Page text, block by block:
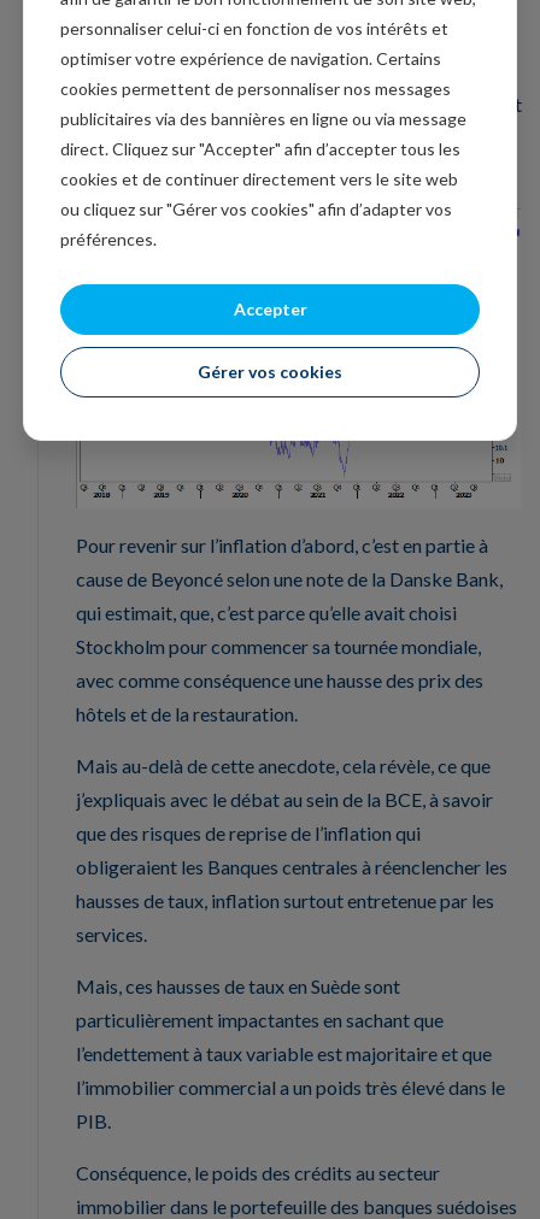
La situation particulièrement délicate du marché
immobilier en Suède suscite les plus vives inquiétudes,
d’autant plus que l’inflation ne recule pas, ce qui devrait
obliger la Banque centrale à encore augmenter ses
taux.
Pour revenir sur l’inflation d’abord, c’est en partie à
cause de Beyoncé selon une note de la Danske Bank,
qui estimait, que, c’est parce qu’elle avait choisi
Stockholm pour commencer sa tournée mondiale,
avec comme conséquence une hausse des prix des
hôtels et de la restauration.
Mais au-delà de cette anecdote, cela révèle, ce que
j’expliquais avec le débat au sein de la BCE, à savoir
que des risques de reprise de l’inflation qui
obligeraient les Banques centrales à réenclencher les
hausses de taux, inflation surtout entretenue par les
services.
Mais, ces hausses de taux en Suède sont
particulièrement impactantes en sachant que
l’endettement à taux variable est majoritaire et que
l’immobilier commercial a un poids très élevé dans le
PIB.
Conséquence, le poids des crédits au secteur
immobilier dans le portefeuille des banques suédoises
personnaliser celui-ci en fonction de vos intérêts et
optimiser votre expérience de navigation. Certains
cookies permettent de personnaliser nos messages
publicitaires via des bannières en ligne ou via message
direct. Cliquez sur "Accepter" afin d’accepter tous les
cookies et de continuer directement vers le site web
ou cliquez sur "Gérer vos cookies" afin d’adapter vos
préférences.
Accepter
Gérer vos cookies